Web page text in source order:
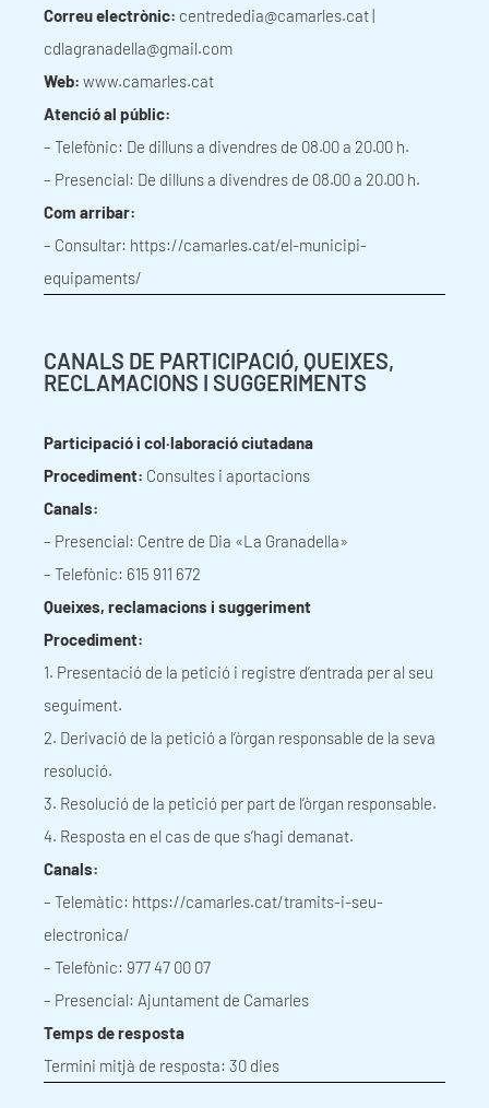
Correu electrònic: centrededia@camarles.cat|
cdlagranadella@gmail.com
Web: www.camarles.cat
Atenció al públic:
– Telefònic: De dilluns a divendres de 08.00 a 20.00 h.
– Presencial: De dilluns a divendres de 08.00 a 20.00 h.
Com arribar:
– Consultar: https://camarles.cat/el-municipi-
equipaments/
CANALS DE PARTICIPACIÓ, QUEIXES,
RECLAMACIONS I SUGGERIMENTS
Participació i col·laboracióciutadana
Procediment: Consultes i aportacions
Canals:
– Presencial: Centre de Dia «La Granadella»
– Telefònic: 615 911 672
Queixes, reclamacions i suggeriment
Procediment:
1. Presentació de la petició i registre d’entrada per al seu
seguiment.
2. Derivació de la petició a l’òrgan responsable de la seva
resolució.
3. Resolució de la petició per part de l’òrgan responsable.
4. Resposta en el cas de que s’hagi demanat.
Canals:
– Telemàtic: https://camarles.cat/tramits-i-seu-
electronica/
– Telefònic: 977 47 00 07
– Presencial: Ajuntament de Camarles
Temps de resposta
Termini mitjà de resposta: 30 dies